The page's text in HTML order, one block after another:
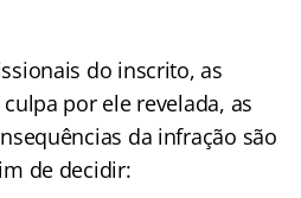
do inscrito, as
por ele revelada, as
da infração são
de decidir: